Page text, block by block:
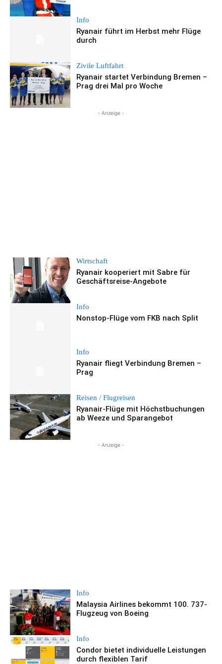
Info
Ryanair führt im Herbst mehr Flüge
durch
Zivile Luftfahrt
Ryanair startet Verbindung Bremen –
Prag drei Mal pro Woche
- Anzeige -
Wirtschaft
Ryanair kooperiert mit Sabre für
Geschäftsreise-Angebote
Info
Nonstop-Flüge vom FKB nach Split
Info
Ryanair fliegt Verbindung Bremen –
Prag
Reisen / Flugreisen
Ryanair-Flüge mit Höchstbuchungen
ab Weeze und Sparangebot
- Anzeige -
Info
Malaysia Airlines bekommt 100. 737-
Flugzeug von Boeing
Info
Condor bietet individuelle Leistungen
durch flexiblen Tarif